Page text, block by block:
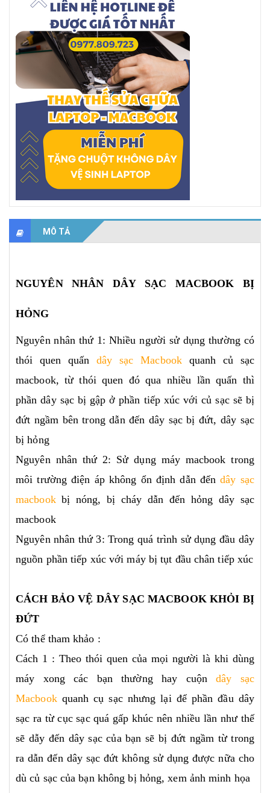
MÔ TẢ
NGUYÊN NHÂN DÂY SẠC MACBOOK BỊ
HỎNG
Nguyên nhân thứ 1: Nhiều người sử dụng thường có
thói quen quấndây sạc Macbookquanh củ sạc
macbook, từ thói quen đó qua nhiều lần quấn thì
phần dây sạc bị gập ở phần tiếp xúc với củ sạc sẽ bị
đứt ngầm bên trong dẫn đến dây sạc bị đứt, dây sạc
bị hỏng
Nguyên nhân thứ 2: Sử dụng máy macbook trong
môi trường điện áp không ổn định dẫn đếndây sạc
macbookbị nóng, bị cháy dẫn đến hỏng dây sạc
macbook
Nguyên nhân thứ 3: Trong quá trình sử dụng đầu dây
nguồn phần tiếp xúc với máy bị tụt đầu chân tiếp xúc
CÁCH BẢO VỆ DÂY SẠC MACBOOK KHỎI BỊ
ĐỨT
Có thể tham khảo :
Cách 1 : Theo thói quen của mọi người là khi dùng
máy xong các bạn thường hay cuộndây sạc
Macbook quanh cụ sạc nhưng lại để phần đầu dây
sạc ra từ cục sạc quá gấp khúc nên nhiều lần như thế
sẽ dẫy đến dây sạc của bạn sẽ bị đứt ngầm từ trong
ra dẫn đến dây sạc đứt không sử dụng được nữa cho
dù củ sạc của bạn không bị hỏng, xem ảnh minh họa